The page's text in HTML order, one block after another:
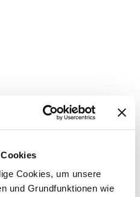
Cookies, um unsere
und Grundfunktionen wie